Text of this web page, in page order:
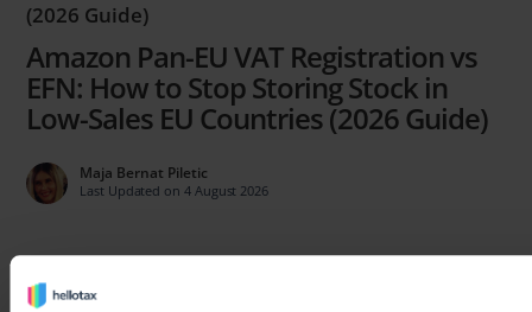
Amazon Pan-EU VAT Registration vs
EFN: How to Stop Storing Stock in
Low-Sales EU Countries (2026 Guide)
Maja Bernat Piletic
Last Updated on 4 August 2026